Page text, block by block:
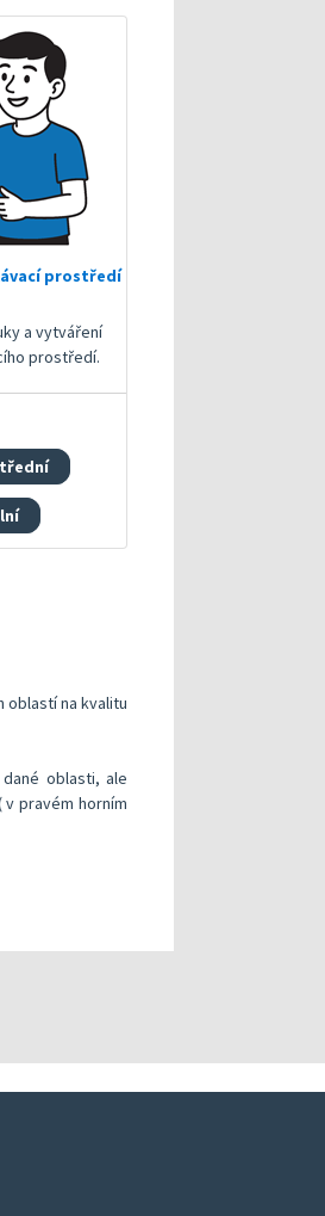
prostředí
a vytváření
prostředí.
oblastí na kvalitu
oblasti, ale
pravém horním
v datech